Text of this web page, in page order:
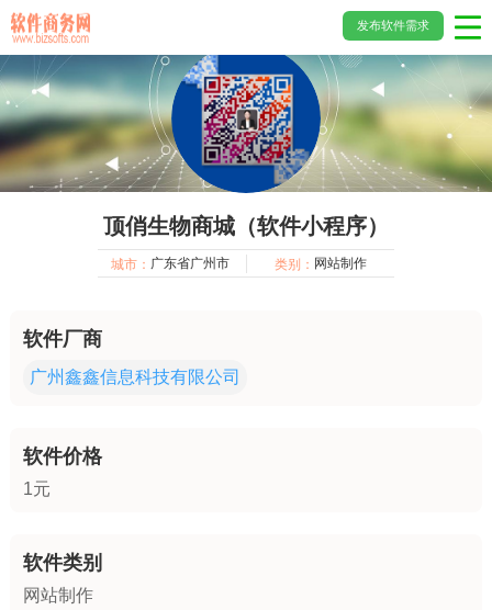
发布软件需求
顶俏生物商城（软件小程序）
城市： 广东省广州市 类别： 网站制作
软件厂商
广州鑫鑫信息科技有限公司
软件价格
1元
软件类别
网站制作